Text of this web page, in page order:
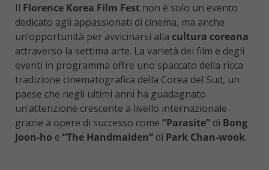
Il Florence Korea Film Fest non è solo un evento
dedicato agli appassionati di cinema, ma anche
un’opportunità per avvicinarsi alla cultura coreana
attraverso la settima arte. La varietà dei film e degli
eventi in programma offre uno spaccato della ricca
tradizione cinematografica della Corea del Sud, un
paese che negli ultimi anni ha guadagnato
un’attenzione crescente a livello internazionale
grazie a opere di successo come “Parasite” di Bong
Joon-ho e “The Handmaiden” di Park Chan-wook.